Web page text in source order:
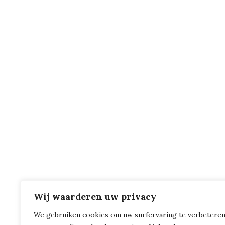
Wij waarderen uw privacy
We gebruiken cookies om uw surfervaring te